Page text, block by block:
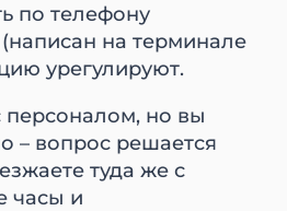
по телефону
на терминале
урегулируют.
персоналом, но вы
– вопрос решается
туда же с
часы и